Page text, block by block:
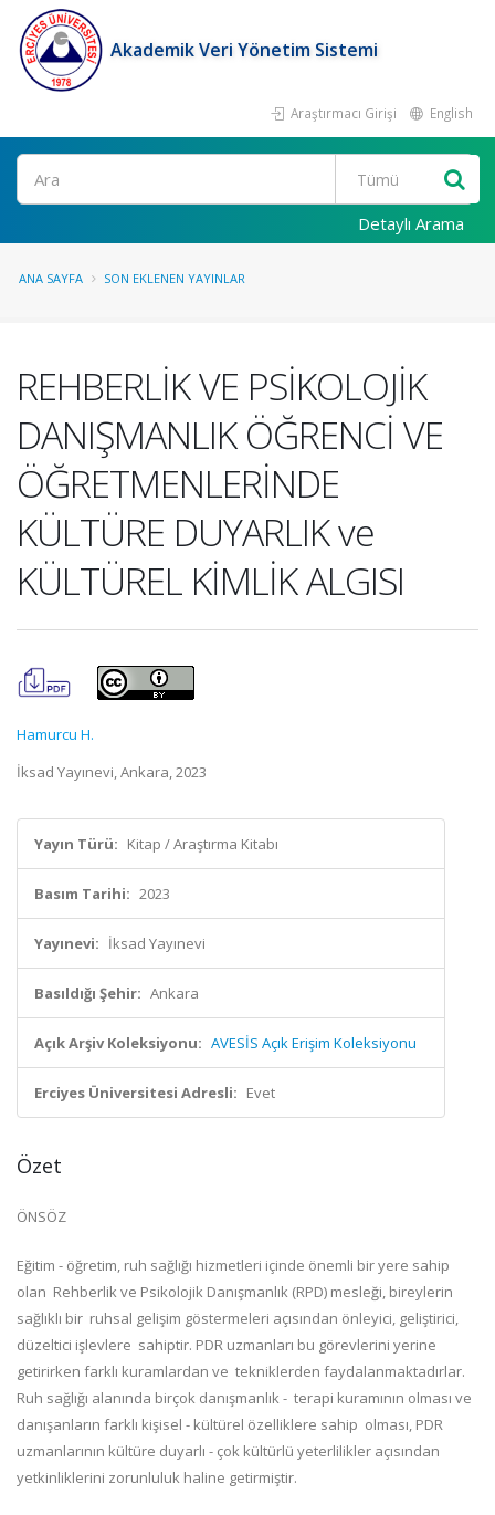
Akademik Veri Yönetim Sistemi
Araştırmacı Girişi English
Ara
Detaylı Arama
ANA SAYFA SON EKLENEN YAYINLAR
REHBERLİK VE PSİKOLOJİK
DANIŞMANLIK ÖĞRENCİ VE
ÖĞRETMENLERİNDE
KÜLTÜRE DUYARLIK ve
KÜLTÜREL KİMLİK ALGISI
Hamurcu H.
İksad Yayınevi, Ankara, 2023
Yayın Türü: Kitap / Araştırma Kitabı
Basım Tarihi: 2023
Yayınevi: İksad Yayınevi
Basıldığı Şehir: Ankara
Açık Arşiv Koleksiyonu: AVESİS Açık Erişim Koleksiyonu
Erciyes Üniversitesi Adresli: Evet
Özet
ÖNSÖZ
Eğitim - öğretim, ruh sağlığı hizmetleri içinde önemli bir yere sahip
olan Rehberlik ve Psikolojik Danışmanlık (RPD) mesleği, bireylerin
sağlıklı bir ruhsal gelişim göstermeleri açısından önleyici, geliştirici,
düzeltici işlevlere sahiptir. PDR uzmanları bu görevlerini yerine
getirirken farklı kuramlardan ve tekniklerden faydalanmaktadırlar.
Ruh sağlığı alanında birçok danışmanlık - terapi kuramının olması ve
danışanların farklı kişisel - kültürel özelliklere sahip olması, PDR
uzmanlarının kültüre duyarlı - çok kültürlü yeterlilikler açısından
yetkinliklerini zorunluluk haline getirmiştir.